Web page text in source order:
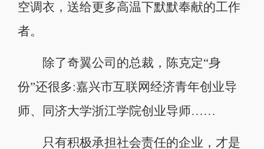
空调衣，送给更多高温下默默奉献的工作
者。
除了奇翼公司的总裁，陈克定“身
份”还很多:嘉兴市互联网经济青年创业导
师、同济大学浙江学院创业导师……
只有积极承担社会责任的企业，才是